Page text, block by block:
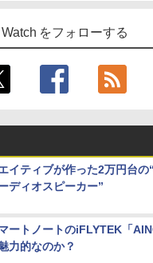
をフォローする
イティブが作った2万円台の
ディオスピーカー”
ートノートのiFLYTEK「
力的なのか？